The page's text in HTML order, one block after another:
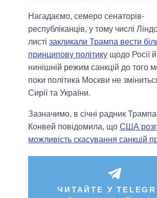
Нагадаємо, семеро сенаторів-
республіканців, у тому числі
листі закликали Трампа вести
принципову політику щодо Росії
нинішній режим санкцій до того
поки політика Москви не
Сирії та України.
Зазначимо, в січні радник
Конвей повідомила, що США
можливість скасування санкцій
ЧИТАЙТЕ У